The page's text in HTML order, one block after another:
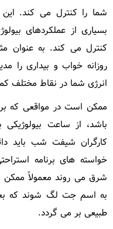
شما را کنترل می کند. این
بسیاری از عملکردهای
کنترل می کند. به عنوان
روزانه خواب و بیداری را
انرژی شما در نقاط مختلف
ممکن است در مواقعی که
باشد، از ساعت
کارگران شیفت شب باید
خواسته های برنامه
شرق می روند معمولاً
به اسم جت لگ شوند که بعد
طبیعی بر می گردد.
تماس
اینجا
مکث